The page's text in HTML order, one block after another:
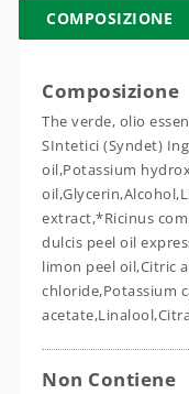
COMPOSIZIONE
Composizione
The verde, olio
SIntetici (Syndet)
oil,Potassium
extract,*Ricinus
dulcis peel oil
limon peel oil,Citric
chloride,Potassium
Non Contiene